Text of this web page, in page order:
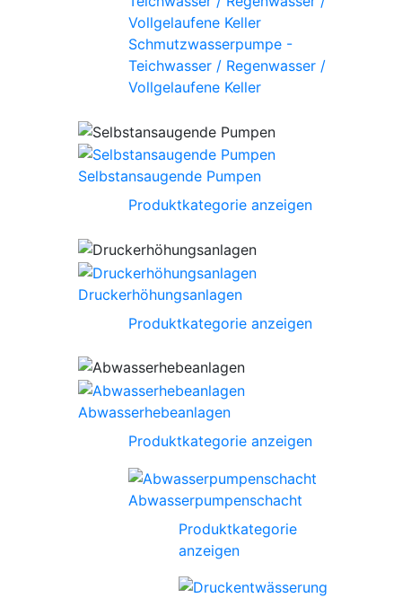
Schmutzwasserpumpe -
Teichwasser / Regenwasser /
Vollgelaufene Keller
Selbstansaugende Pumpen
Produktkategorie anzeigen
Druckerhöhungsanlagen
Produktkategorie anzeigen
Abwasserhebeanlagen
Produktkategorie anzeigen
Abwasserpumpenschacht
Produktkategorie
anzeigen